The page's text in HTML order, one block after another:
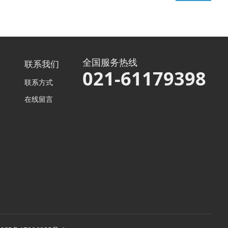
联系我们
联系方式
在线留言
全国服务热线
021-61179398